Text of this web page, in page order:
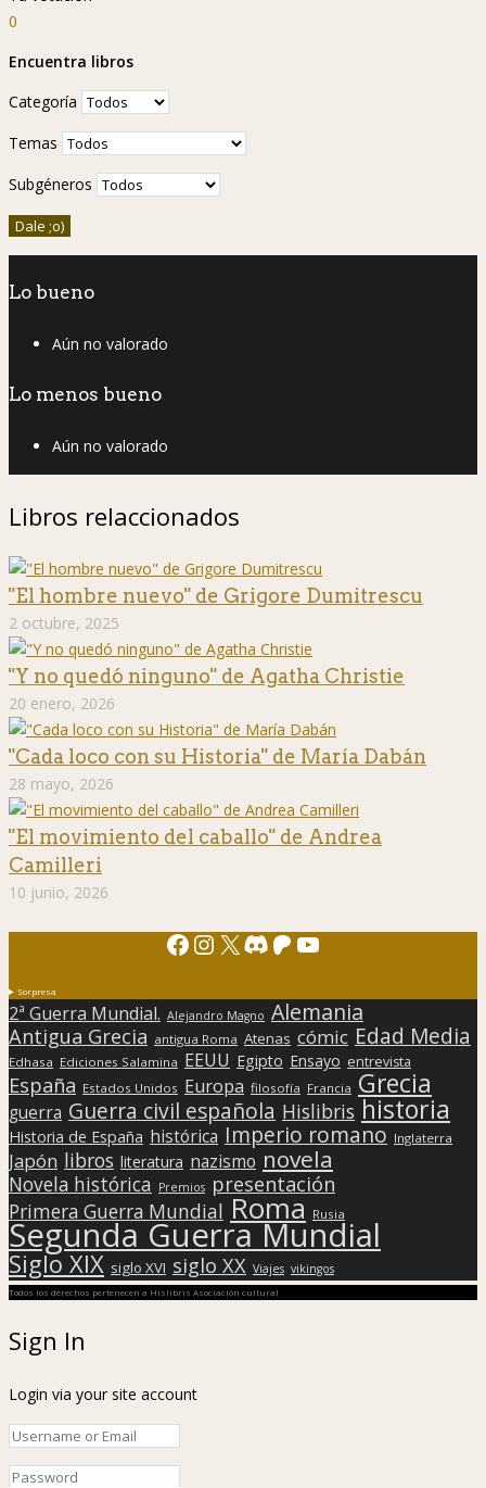
0
Encuentra libros
Categoría
Temas
Subgéneros
Lo bueno
Aún no valorado
Lo menos bueno
Aún no valorado
Libros relaccionados
"El hombre nuevo" de Grigore Dumitrescu
2 octubre, 2025
"Y no quedó ninguno" de Agatha Christie
20 enero, 2026
"Cada loco con su Historia" de María Dabán
28 mayo, 2026
"El movimiento del caballo" de Andrea
Camilleri
10 junio, 2026
Facebook
Instagram
X Discord
Patreon
YouTube
Sorpresa
2ª Guerra Mundial. Alejandro Magno Alemania
Antigua Grecia antigua Roma Atenas cómic Edad Media
Edhasa Ediciones Salamina EEUU Egipto Ensayo entrevista
España Estados Unidos Europa filosofía Francia Grecia
guerra Guerra civil española Hislibris historia
Historia de España histórica Imperio romano Inglaterra
Japón libros literatura nazismo novela
Novela histórica Premios presentación
Primera Guerra Mundial Roma Rusia
Segunda Guerra Mundial
Siglo XIX siglo XVI siglo XX Viajes vikingos
Todos los derechos pertenecen a Hislibris Asociación cultural
Sign In
Login via your site account